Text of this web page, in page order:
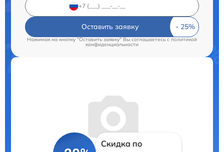
Оставить заявку
Нажимая на кнопку "Оставить заявку" Вы соглашаетесь cполитикой
конфиденциальности
Скидка по